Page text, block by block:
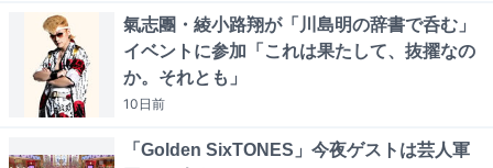
氣志團・綾小路翔が「川島明の辞書で呑む」
イベントに参加「これは果たして、抜擢なの
か。それとも」
10日前
「Golden SixTONES」今夜ゲストは芸人軍